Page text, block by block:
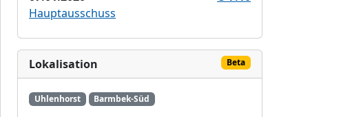
Hauptausschuss
Lokalisation Beta
Uhlenhorst Barmbek-Süd